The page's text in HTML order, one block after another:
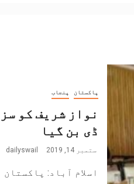
پاکستان پنجاب
نواز شریف کو
ڈی بن گیا
ستمبر 14, 2019 dailyswail
اسلام آباد: